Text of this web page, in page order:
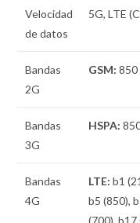
Velocidad
de datos
5G, LTE
Bandas
2G
GSM: 850
Bandas
3G
HSPA:
Bandas
4G
LTE: b1
b5 (850),
(700), b17